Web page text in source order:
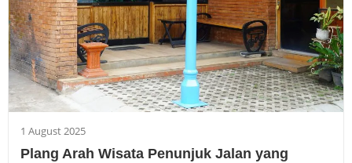
1 August 2025
Plang Arah Wisata Penunjuk Jalan yang